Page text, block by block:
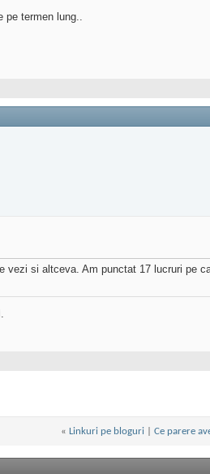
pe termen lung..
si altceva. Am punctat 17 lucruri pe
« Linkuri pe bloguri Ce parere